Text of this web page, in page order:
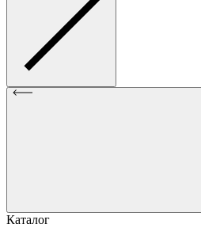
Каталог